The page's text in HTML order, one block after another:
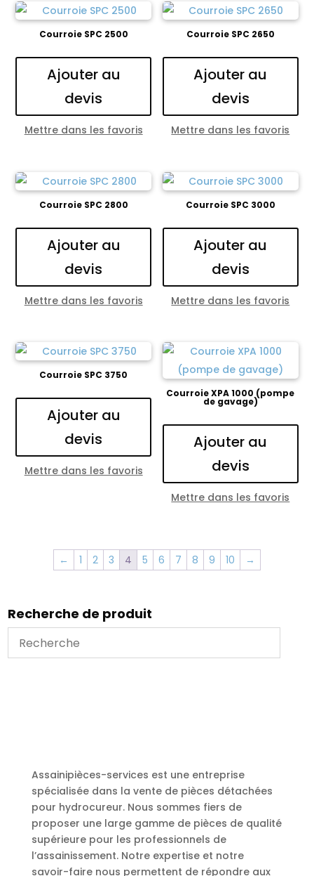
Courroie SPC 2500
Ajouter au
devis
Mettre dans les favoris
Courroie SPC 2650
Ajouter au
devis
Mettre dans les favoris
Courroie SPC 2800
Ajouter au
devis
Mettre dans les favoris
Courroie SPC 3000
Ajouter au
devis
Mettre dans les favoris
Courroie SPC 3750
Ajouter au
devis
Mettre dans les favoris
Courroie XPA 1000 (pompe
de gavage)
Ajouter au
devis
Mettre dans les favoris
← 1 2 3 4 5 6 7 8 9 10 →
Recherche de produit
Assainipièces-services est une entreprise
spécialisée dans la vente de pièces détachées
pour hydrocureur. Nous sommes fiers de
proposer une large gamme de pièces de qualité
supérieure pour les professionnels de
l’assainissement. Notre expertise et notre
savoir-faire nous permettent de répondre aux